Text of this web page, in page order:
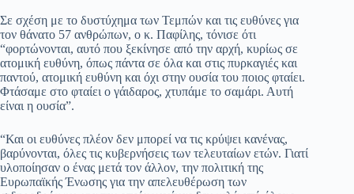
Σε σχέση με το δυστύχημα των Τεμπών και τις ευθύνες για
τον θάνατο 57 ανθρώπων, ο κ. Παφίλης, τόνισε ότι
“φορτώνονται, αυτό που ξεκίνησε από την αρχή, κυρίως σε
ατομική ευθύνη, όπως πάντα σε όλα και στις πυρκαγιές και
παντού, ατομική ευθύνη και όχι στην ουσία του ποιος φταίει.
Φτάσαμε στο φταίει ο γάιδαρος, χτυπάμε το σαμάρι. Αυτή
είναι η ουσία”.
“Και οι ευθύνες πλέον δεν μπορεί να τις κρύψει κανένας,
βαρύνονται, όλες τις κυβερνήσεις των τελευταίων ετών. Γιατί
υλοποίησαν ο ένας μετά τον άλλον, την πολιτική της
Ευρωπαϊκής Ένωσης για την απελευθέρωση των